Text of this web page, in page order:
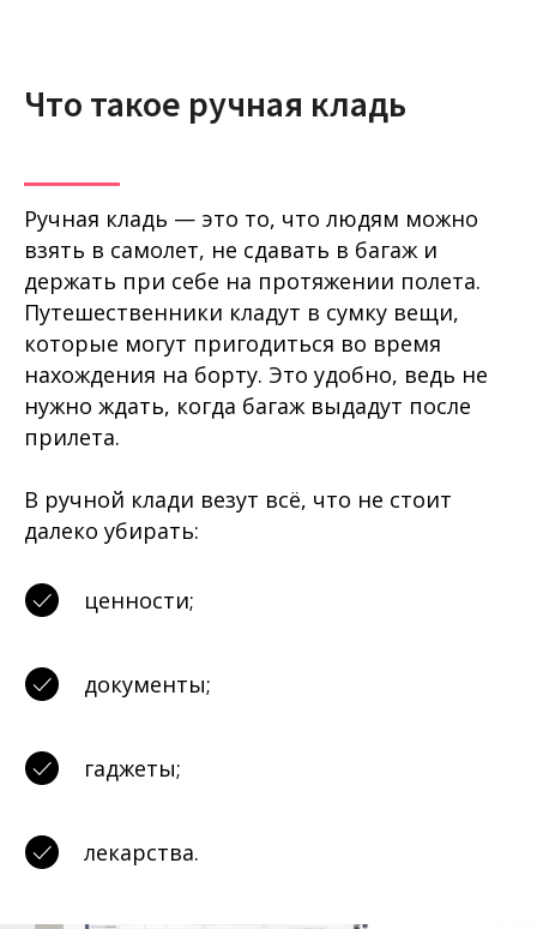
Что такое ручная кладь
Ручная кладь — это то, что людям можно
взять в самолет, не сдавать в багаж и
держать при себе на протяжении полета.
Путешественники кладут в сумку вещи,
которые могут пригодиться во время
нахождения на борту. Это удобно, ведь не
нужно ждать, когда багаж выдадут после
прилета.
В ручной клади везут всё, что не стоит
далеко убирать:
ценности;
документы;
гаджеты;
лекарства.